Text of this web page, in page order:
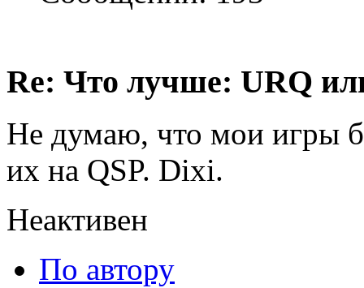
Re: Что лучше: URQ
Не думаю, что мои игры
их на QSP. Dixi.
Неактивен
По автору